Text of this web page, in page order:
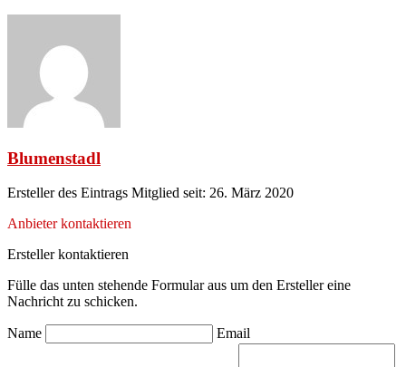
Blumenstadl
Ersteller des Eintrags Mitglied seit: 26. März 2020
Anbieter kontaktieren
Ersteller kontaktieren
Fülle das unten stehende Formular aus um den Ersteller eine
Nachricht zu schicken.
Name Email